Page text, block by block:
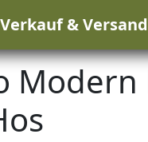
Verkauf & Versand
Modern